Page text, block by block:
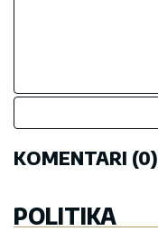
KOMENTARI (0)
POLITIKA